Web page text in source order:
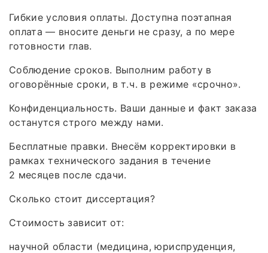
Гибкие условия оплаты. Доступна поэтапная
оплата — вносите деньги не сразу, а по мере
готовности глав.
Соблюдение сроков. Выполним работу в
оговорённые сроки, в т. ч. в режиме «срочно».
Конфиденциальность. Ваши данные и факт заказа
останутся строго между нами.
Бесплатные правки. Внесём корректировки в
рамках технического задания в течение
2 месяцев после сдачи.
Сколько стоит диссертация?
Стоимость зависит от:
научной области (медицина, юриспруденция,